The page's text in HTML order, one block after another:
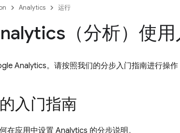
Analytics 运行
（分析）使用
Analytics。请按照我们的分步入门指南进行操作
入门指南
在应用中设置 Analytics 的分步说明。